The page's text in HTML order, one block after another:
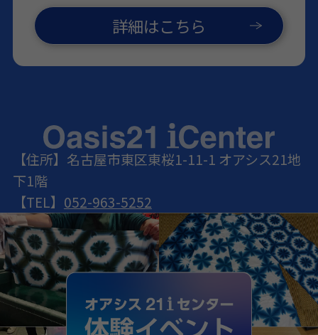
詳細はこちら
【住所】名古屋市東区東桜1-11-1 オアシス21地
下1階
【TEL】 052-963-5252